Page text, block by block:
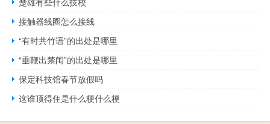
接触器线圈怎么接线
“有时共竹语”的出处是哪里
“垂鞭出禁闱”的出处是哪里
保定科技馆春节放假吗
这谁顶得住是什么梗什么梗